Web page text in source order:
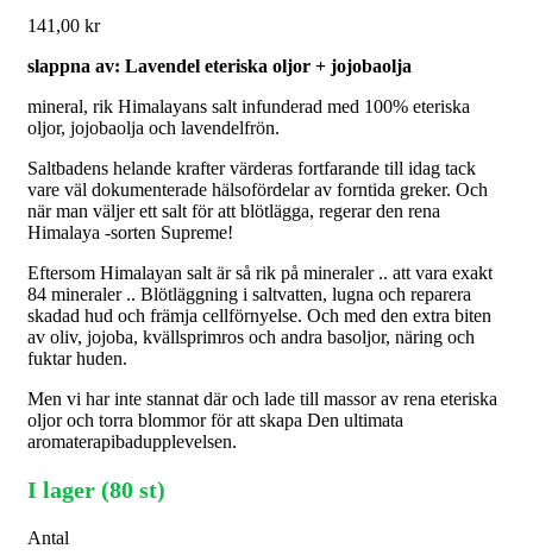
141,00 kr
slappna av: Lavendel eteriska oljor + jojobaolja
mineral, rik Himalayans salt infunderad med 100% eteriska
oljor, jojobaolja och lavendelfrön.
Saltbadens helande krafter värderas fortfarande till idag tack
vare väl dokumenterade hälsofördelar av forntida greker. Och
när man väljer ett salt för att blötlägga, regerar den rena
Himalaya -sorten Supreme!
Eftersom Himalayan salt är så rik på mineraler .. att vara exakt
84 mineraler .. Blötläggning i saltvatten, lugna och reparera
skadad hud och främja cellförnyelse. Och med den extra biten
av oliv, jojoba, kvällsprimros och andra basoljor, näring och
fuktar huden.
Men vi har inte stannat där och lade till massor av rena eteriska
oljor och torra blommor för att skapa Den ultimata
aromaterapibadupplevelsen.
I lager (80 st)
Antal